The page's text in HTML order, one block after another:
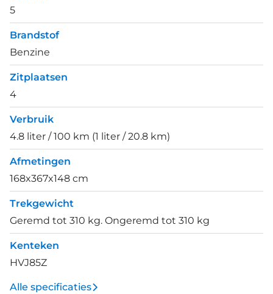
5
Brandstof
Benzine
Zitplaatsen
4
Verbruik
4.8 liter / 100 km (1 liter / 20.8 km)
Afmetingen
168x367x148 cm
Trekgewicht
Geremd tot 310 kg. Ongeremd tot 310 kg
Kenteken
HVJ85Z
Alle specificaties